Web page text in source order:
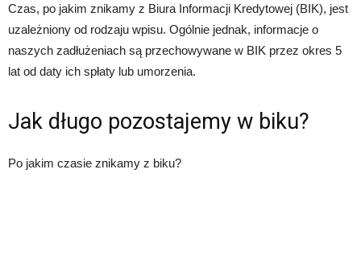
Czas, po jakim znikamy z Biura Informacji Kredytowej (BIK), jest
uzależniony od rodzaju wpisu. Ogólnie jednak, informacje o
naszych zadłużeniach są przechowywane w BIK przez okres 5
lat od daty ich spłaty lub umorzenia.
Jak długo pozostajemy w biku?
Po jakim czasie znikamy z biku?